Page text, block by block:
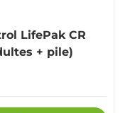
LifePak CR
+ pile)